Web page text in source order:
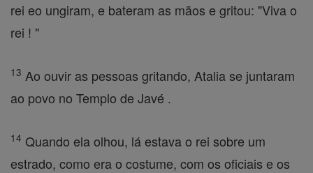
rei eo ungiram, e bateram as mãos e gritou: "Viva o
rei ! "
13 Ao ouvir as pessoas gritando, Atalia se juntaram
ao povo no Templo de Javé .
14 Quando ela olhou, lá estava o rei sobre um
estrado, como era o costume, com os oficiais e os